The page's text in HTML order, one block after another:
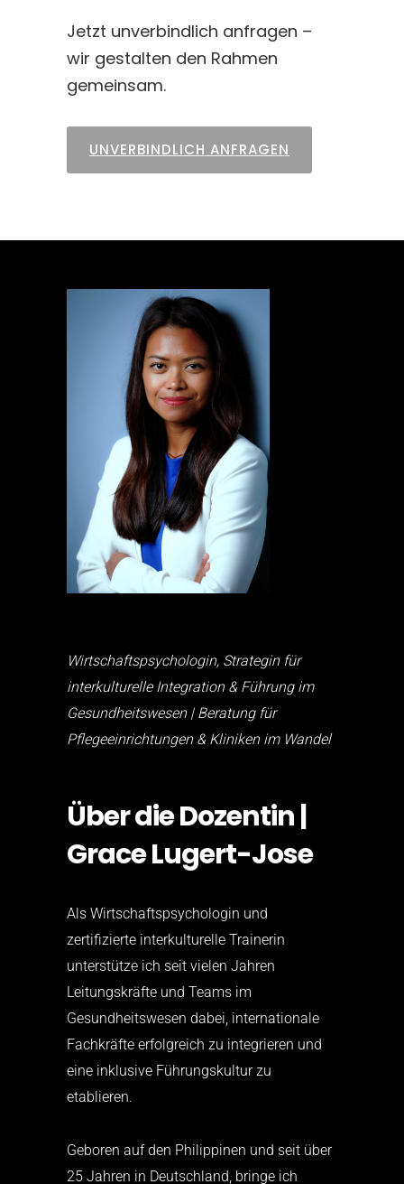
Jetzt unverbindlich anfragen –
wir gestalten den Rahmen
gemeinsam.
UNVERBINDLICH ANFRAGEN
Wirtschaftspsychologin, Strategin für
interkulturelle Integration & Führung im
Gesundheitswesen | Beratung für
Pflegeeinrichtungen & Kliniken im Wandel
Über die Dozentin |
Grace Lugert-Jose
Als Wirtschaftspsychologin und
zertifizierte interkulturelle Trainerin
unterstütze ich seit vielen Jahren
Leitungskräfte und Teams im
Gesundheitswesen dabei, internationale
Fachkräfte erfolgreich zu integrieren und
eine inklusive Führungskultur zu
etablieren.​
Geboren auf den Philippinen und seit über
25 Jahren in Deutschland, bringe ich